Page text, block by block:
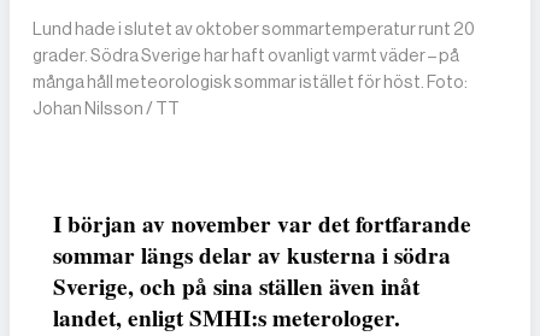
Lund hade i slutet av oktober sommartemperatur runt 20
grader. Södra Sverige har haft ovanligt varmt väder – på
många håll meteorologisk sommar istället för höst. Foto:
Johan Nilsson / TT
I början av november var det fortfarande
sommar längs delar av kusterna i södra
Sverige, och på sina ställen även inåt
landet, enligt SMHI:s meterologer.